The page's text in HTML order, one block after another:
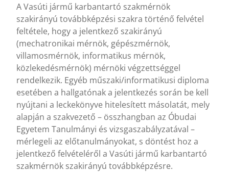
A Vasúti jármű karbantartó szakmérnök
szakirányú továbbképzési szakra történő felvétel
feltétele, hogy a jelentkező szakirányú
(mechatronikai mérnök, gépészmérnök,
villamosmérnök, informatikus mérnök,
közlekedésmérnök) mérnöki végzettséggel
rendelkezik. Egyéb műszaki/informatikusi diploma
esetében a hallgatónak a jelentkezés során be kell
nyújtani a leckekönyve hitelesített másolatát, mely
alapján a szakvezető – összhangban az Óbudai
Egyetem Tanulmányi és vizsgaszabályzatával –
mérlegeli az előtanulmányokat, s döntést hoz a
jelentkező felvételéről a Vasúti jármű karbantartó
szakmérnök szakirányú továbbképzésre.